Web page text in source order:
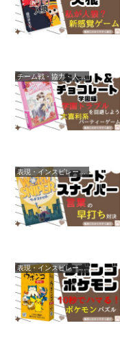
チーム戦・協力・人数非対称
表現・インスピレーション・想像
表現・インスピレーション・想像